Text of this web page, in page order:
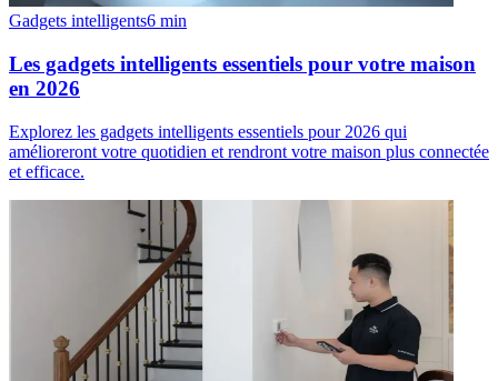
Gadgets intelligents6 min
Les gadgets intelligents essentiels pour votre maison
en 2026
Explorez les gadgets intelligents essentiels pour 2026 qui
amélioreront votre quotidien et rendront votre maison plus connectée
et efficace.